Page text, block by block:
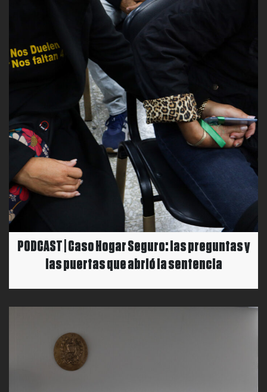
PODCAST | Caso Hogar Seguro: las preguntas y
las puertas que abrió la sentencia